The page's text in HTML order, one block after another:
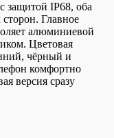
защитой IP68, оба
Главное
алюминиевой
Цветовая
чёрный и
комфортно
версия сразу